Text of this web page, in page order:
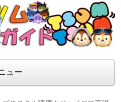
攻略・裏ワザ徹底
ツムツム攻略サイト！新ツ
％楽しめるサイトを目指し
ュー